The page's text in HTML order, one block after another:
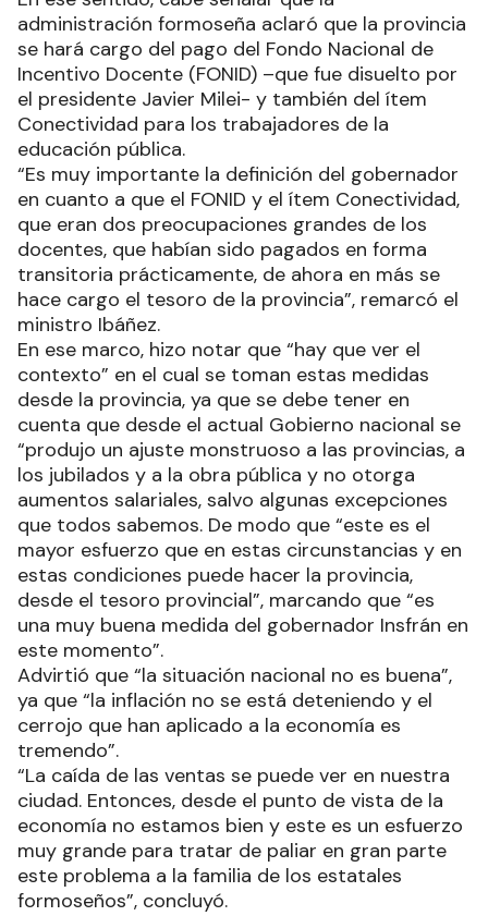
administración formoseña aclaró que la provincia
se hará cargo del pago del Fondo Nacional de
Incentivo Docente (FONID) –que fue disuelto por
el presidente Javier Milei- y también del ítem
Conectividad para los trabajadores de la
educación pública.
“Es muy importante la definición del gobernador
en cuanto a que el FONID y el ítem Conectividad,
que eran dos preocupaciones grandes de los
docentes, que habían sido pagados en forma
transitoria prácticamente, de ahora en más se
hace cargo el tesoro de la provincia”, remarcó el
ministro Ibáñez.
En ese marco, hizo notar que “hay que ver el
contexto” en el cual se toman estas medidas
desde la provincia, ya que se debe tener en
cuenta que desde el actual Gobierno nacional se
“produjo un ajuste monstruoso a las provincias, a
los jubilados y a la obra pública y no otorga
aumentos salariales, salvo algunas excepciones
que todos sabemos. De modo que “este es el
mayor esfuerzo que en estas circunstancias y en
estas condiciones puede hacer la provincia,
desde el tesoro provincial”, marcando que “es
una muy buena medida del gobernador Insfrán en
este momento”.
Advirtió que “la situación nacional no es buena”,
ya que “la inflación no se está deteniendo y el
cerrojo que han aplicado a la economía es
tremendo”.
“La caída de las ventas se puede ver en nuestra
ciudad. Entonces, desde el punto de vista de la
economía no estamos bien y este es un esfuerzo
muy grande para tratar de paliar en gran parte
este problema a la familia de los estatales
formoseños”, concluyó.